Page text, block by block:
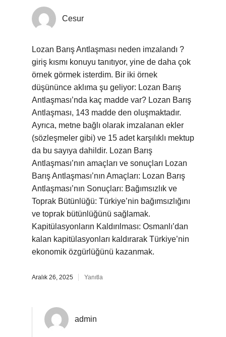
Cesur
Lozan Barış Antlaşması neden imzalandı ?
giriş kısmı konuyu tanıtıyor, yine de daha çok
örnek görmek isterdim. Bir iki örnek
düşününce aklıma şu geliyor: Lozan Barış
Antlaşması’nda kaç madde var? Lozan Barış
Antlaşması, 143 madde den oluşmaktadır.
Ayrıca, metne bağlı olarak imzalanan ekler
(sözleşmeler gibi) ve 15 adet karşılıklı mektup
da bu sayıya dahildir. Lozan Barış
Antlaşması’nın amaçları ve sonuçları Lozan
Barış Antlaşması’nın Amaçları: Lozan Barış
Antlaşması’nın Sonuçları: Bağımsızlık ve
Toprak Bütünlüğü: Türkiye’nin bağımsızlığını
ve toprak bütünlüğünü sağlamak.
Kapitülasyonların Kaldırılması: Osmanlı’dan
kalan kapitülasyonları kaldırarak Türkiye’nin
ekonomik özgürlüğünü kazanmak.
Aralık 26, 2025 Yanıtla
admin